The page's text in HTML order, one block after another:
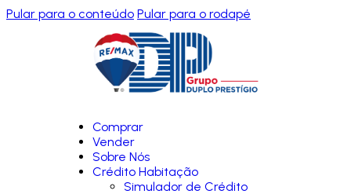
Pular para o conteúdo Pular para o rodapé
Comprar
Vender
Sobre Nós
Crédito Habitação
Simulador de Crédito